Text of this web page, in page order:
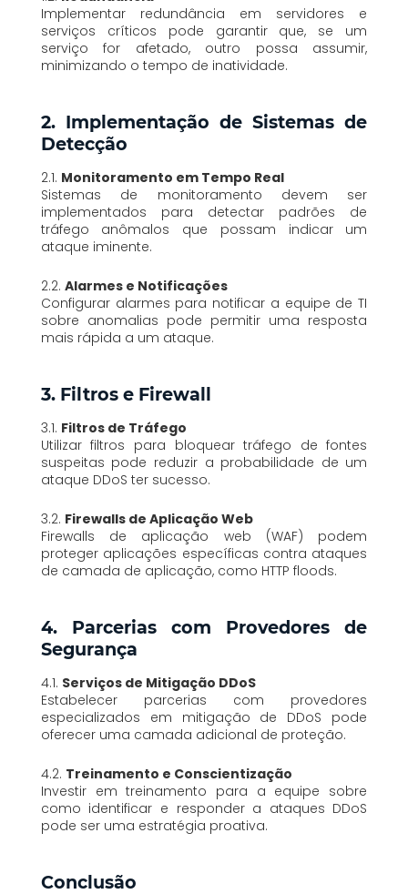
Implementar redundância em servidores e
serviços críticos pode garantir que, se um
serviço for afetado, outro possa assumir,
minimizando o tempo de inatividade.
2. Implementação de Sistemas de
Detecção
2.1. Monitoramento em Tempo Real
Sistemas de monitoramento devem ser
implementados para detectar padrões de
tráfego anômalos que possam indicar um
ataque iminente.
2.2. Alarmes e Notificações
Configurar alarmes para notificar a equipe de TI
sobre anomalias pode permitir uma resposta
mais rápida a um ataque.
3. Filtros e Firewall
3.1. Filtros de Tráfego
Utilizar filtros para bloquear tráfego de fontes
suspeitas pode reduzir a probabilidade de um
ataque DDoS ter sucesso.
3.2. Firewalls de Aplicação Web
Firewalls de aplicação web (WAF) podem
proteger aplicações específicas contra ataques
de camada de aplicação, como HTTP floods.
4. Parcerias com Provedores de
Segurança
4.1. Serviços de Mitigação DDoS
Estabelecer parcerias com provedores
especializados em mitigação de DDoS pode
oferecer uma camada adicional de proteção.
4.2. Treinamento e Conscientização
Investir em treinamento para a equipe sobre
como identificar e responder a ataques DDoS
pode ser uma estratégia proativa.
Conclusão